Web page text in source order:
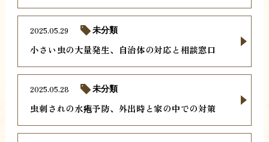
小さい虫の大量発生、自治体の対応と相談窓口
2025.05.29 未分類
虫刺されの水疱予防、外出時と家の中での対策
2025.05.28 未分類